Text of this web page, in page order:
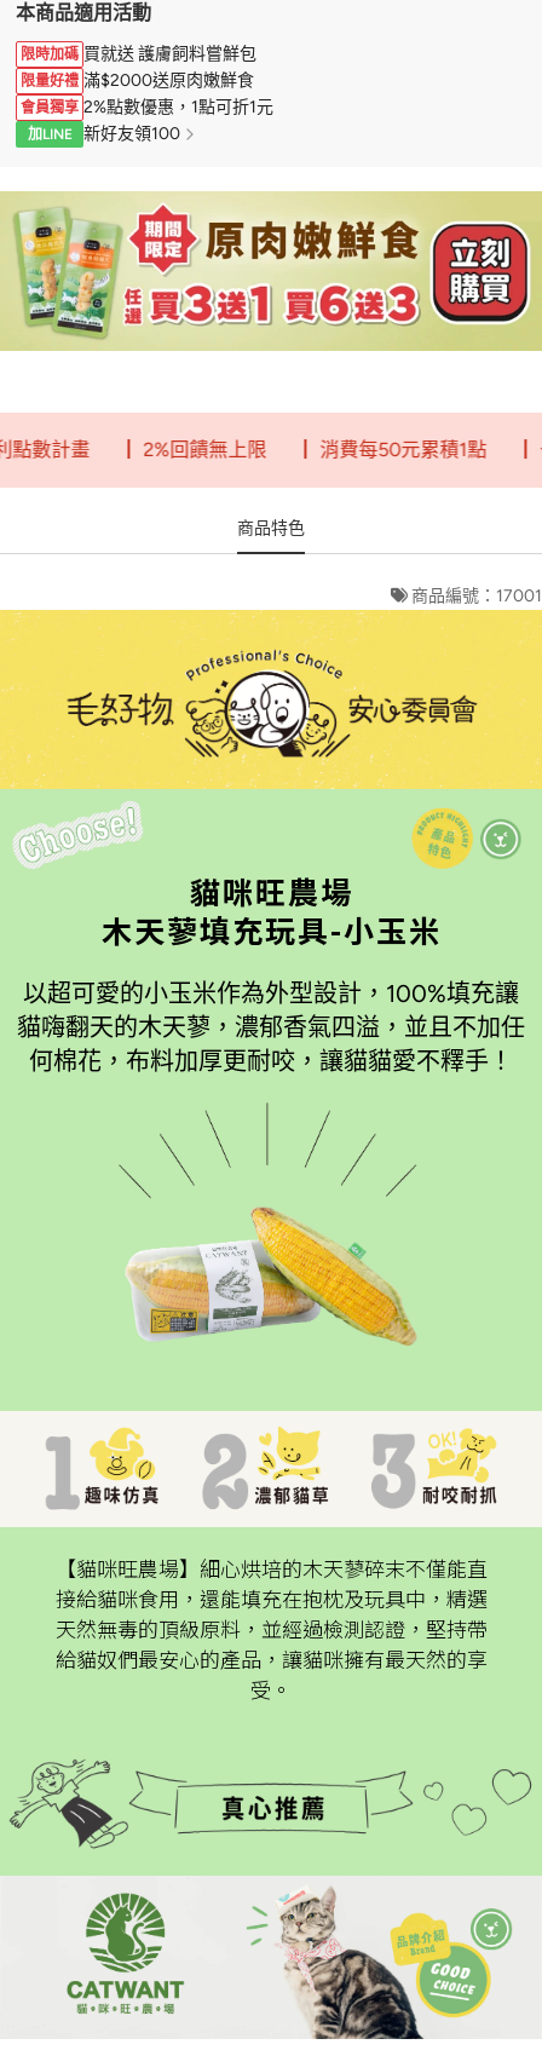
本商品適用活動
限時加碼 買就送 護膚飼料嘗鮮包
限量好禮 滿$2000送原肉嫩鮮食
會員獨享 2%點數優惠，1點可折1元
加LINE 新好友領100
計畫 ┃ 2%回饋無上限 ┃ 消費每50元累積1點 ┃ 一點
商品特色
商品編號：17001
貓咪旺農場
木天蓼填充玩具-小玉米
以超可愛的小玉米作為外型設計，100%填充讓
貓嗨翻天的木天蓼，濃郁香氣四溢，並且不加任
何棉花，布料加厚更耐咬，讓貓貓愛不釋手！
【貓咪旺農場】細心烘培的木天蓼碎末不僅能直
接給貓咪食用，還能填充在抱枕及玩具中，精選
天然無毒的頂級原料，並經過檢測認證，堅持帶
給貓奴們最安心的產品，讓貓咪擁有最天然的享
受。